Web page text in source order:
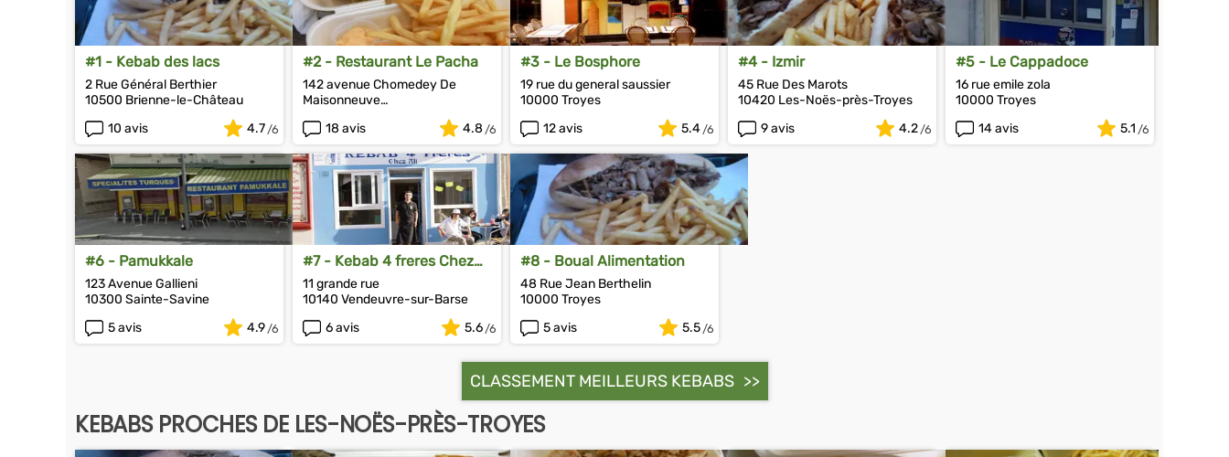
#1 - Kebab des lacs
2 Rue Général Berthier
10500 Brienne-le-Château
10 avis
4.7
#2 - Restaurant Le Pacha
142 avenue Chomedey De
Maisonneuve
18 avis 4.8
#3 - Le Bosphore
19 rue du general saussier
10000 Troyes
12 avis
5.4
#4 - Izmir
45 Rue Des Marots
10420 Les-Noës-près-Troyes
9 avis
4.2
#5 - Le Cappadoce
16 rue emile zola
10000 Troyes
14 avis
5.1
#6 - Pamukkale
123 Avenue Gallieni
10300 Sainte-Savine
5 avis
4.9
#7 - Kebab 4 freres Chez
Ali
11 grande rue
10140 Vendeuvre-sur-Barse
6 avis
5.6
#8 - Boual Alimentation
48 Rue Jean Berthelin
10000 Troyes
5 avis
5.5
CLASSEMENT MEILLEURS KEBABS
KEBABS PROCHES DE LES-NOËS-PRÈS-TROYES